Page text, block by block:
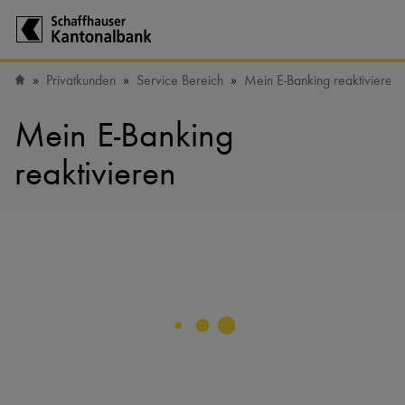
Privatkunden Service Bereich Mein E-Banking reaktivieren
Mein E-Banking
reaktivieren